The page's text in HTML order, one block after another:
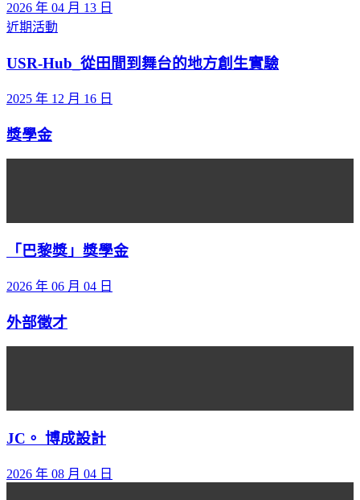
2026 年 04 月 13 日
近期活動
USR-Hub_從田間到舞台的地方創生實驗
2025 年 12 月 16 日
獎學金
「巴黎獎」獎學金
2026 年 06 月 04 日
外部徵才
JC。 博成設計
2026 年 08 月 04 日